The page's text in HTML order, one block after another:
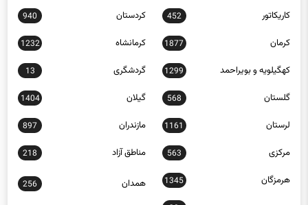
کاریکاتور 452 کردستان 940
کرمان 1877 کرمانشاه 1232
کهگیلویه و بویراحمد 1299 گردشگری 13
گلستان 568 گیلان 1404
لرستان 1161 مازندران 897
مرکزی 563 مناطق آزاد 218
هرمزگان 1345 همدان 256